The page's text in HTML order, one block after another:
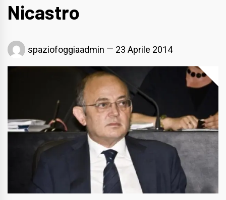
Nicastro
spaziofoggiaadmin 23 Aprile 2014